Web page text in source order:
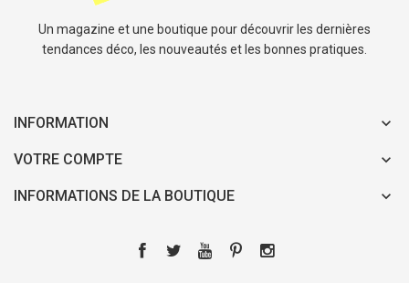
Un magazine et une boutique pour découvrir les dernières
tendances déco, les nouveautés et les bonnes pratiques.
INFORMATION
VOTRE COMPTE
INFORMATIONS DE LA BOUTIQUE